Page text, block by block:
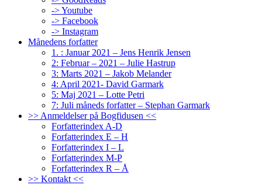
-> Youtube
-> Facebook
-> Instagram
Månedens forfatter
1. : Januar 2021 – Jens Henrik Jensen
2: Februar – 2021 – Julie Hastrup
3: Marts 2021 – Jakob Melander
4: April 2021- David Garmark
5: Maj 2021 – Lotte Petri
7: Juli måneds forfatter – Stephan Garmark
>> Anmeldelser på Bogfidusen <<
Forfatterindex A-D
Forfatterindex E – H
Forfatterindex I – L
Forfatterindex M-P
Forfatterindex R – Å
>> Kontakt <<